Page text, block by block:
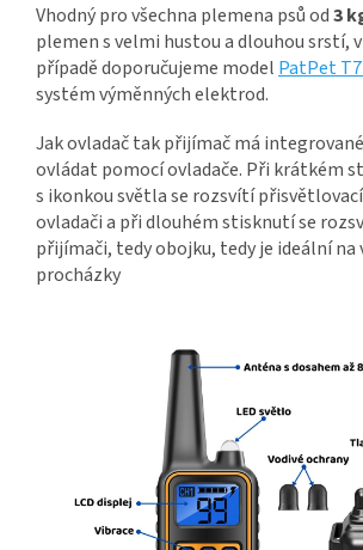
Vhodný pro všechna plemena psů od3
plemen s velmi hustou a dlouhou srstí,
případě doporučujeme model PatPet
systém výměnných elektrod.
Jak ovladač tak přijímač má
ovládat pomocí ovladače. Při krátkém
s ikonkou světla se rozsvítí
ovladači a při dlouhém stisknutí se
přijímači, tedy obojku, tedy je ideální na
procházky